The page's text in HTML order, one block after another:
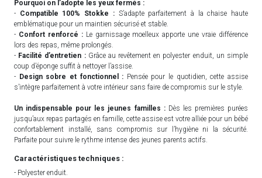
Pourquoi on l’adopte les yeux fermés :
- Compatible 100% Stokke :S’adapte parfaitement à la chaise haute
emblématique pour un maintien sécurisé et stable.
- Confort renforcé :Le garnissage moelleux apporte une vraie différence
lors des repas, même prolongés.
- Facilité d’entretien :Grâce au revêtement en polyester enduit, un simple
coup d’éponge suffit à nettoyer l’assise.
- Design sobre et fonctionnel : Pensée pour le quotidien, cette assise
s’intègre parfaitement à votre intérieur sans faire de compromis sur le style.
Un indispensable pour les jeunes familles :Dès les premières purées
jusqu’aux repas partagés en famille, cette assise est votre alliée pour un bébé
confortablement installé, sans compromis sur l’hygiène ni la sécurité.
Parfaite pour suivre le rythme intense des jeunes parents actifs.
Caractéristiques techniques :
- Polyester enduit.